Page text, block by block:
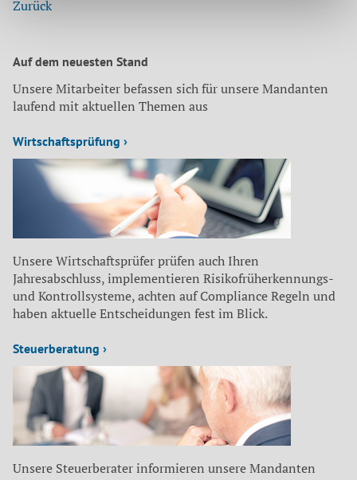
Zurück
Auf dem neuesten Stand
Unsere Mitarbeiter befassen sich für unsere Mandanten
laufend mit aktuellen Themen aus
Wirtschaftsprüfung ›
Unsere Wirtschaftsprüfer prüfen auch Ihren
Jahresabschluss, implementieren Risikofrüherkennungs-
und Kontrollsysteme, achten auf Compliance Regeln und
haben aktuelle Entscheidungen fest im Blick.
Steuerberatung ›
Unsere Steuerberater informieren unsere Mandanten